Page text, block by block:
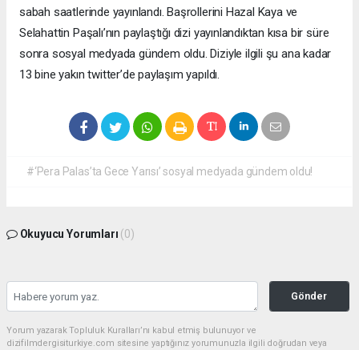
sabah saatlerinde yayınlandı. Başrollerini Hazal Kaya ve
Selahattin Paşalı’nın paylaştığı dizi yayınlandıktan kısa bir süre
sonra sosyal medyada gündem oldu. Diziyle ilgili şu ana kadar
13 bine yakın twitter’de paylaşım yapıldı.
#‘Pera Palas’ta Gece Yarısı’ sosyal medyada gündem oldu!
Okuyucu Yorumları (0)
Gönder
Yorum yazarak Topluluk Kuralları’nı kabul etmiş bulunuyor ve
dizifilmdergisiturkiye.com sitesine yaptığınız yorumunuzla ilgili doğrudan veya